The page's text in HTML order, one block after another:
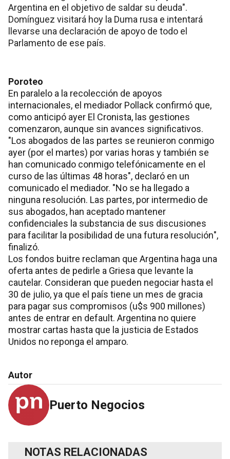
Argentina en el objetivo de saldar su deuda".
Domínguez visitará hoy la Duma rusa e intentará
llevarse una declaración de apoyo de todo el
Parlamento de ese país.
Poroteo
En paralelo a la recolección de apoyos
internacionales, el mediador Pollack confirmó que,
como anticipó ayer El Cronista, las gestiones
comenzaron, aunque sin avances significativos.
"Los abogados de las partes se reunieron conmigo
ayer (por el martes) por varias horas y también se
han comunicado conmigo telefónicamente en el
curso de las últimas 48 horas", declaró en un
comunicado el mediador. "No se ha llegado a
ninguna resolución. Las partes, por intermedio de
sus abogados, han aceptado mantener
confidenciales la substancia de sus discusiones
para facilitar la posibilidad de una futura resolución",
finalizó.
Los fondos buitre reclaman que Argentina haga una
oferta antes de pedirle a Griesa que levante la
cautelar. Consideran que pueden negociar hasta el
30 de julio, ya que el país tiene un mes de gracia
para pagar sus compromisos (u$s 900 millones)
antes de entrar en default. Argentina no quiere
mostrar cartas hasta que la justicia de Estados
Unidos no reponga el amparo.
Autor
Puerto Negocios
NOTAS RELACIONADAS